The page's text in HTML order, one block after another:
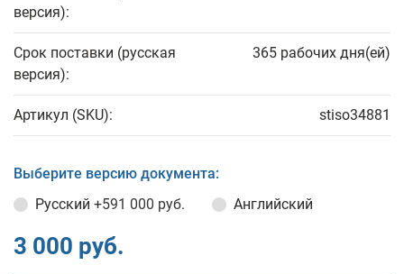
версия):
Срок поставки (русская
версия):
365 рабочих дня(ей)
Артикул (SKU): stiso34881
Выберите версию документа:
Русский +591 000 руб. Английский
3 000 руб.